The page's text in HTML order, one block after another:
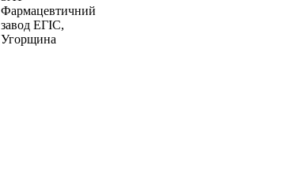
Фармацевтичний
завод ЕГІС,
Угорщина